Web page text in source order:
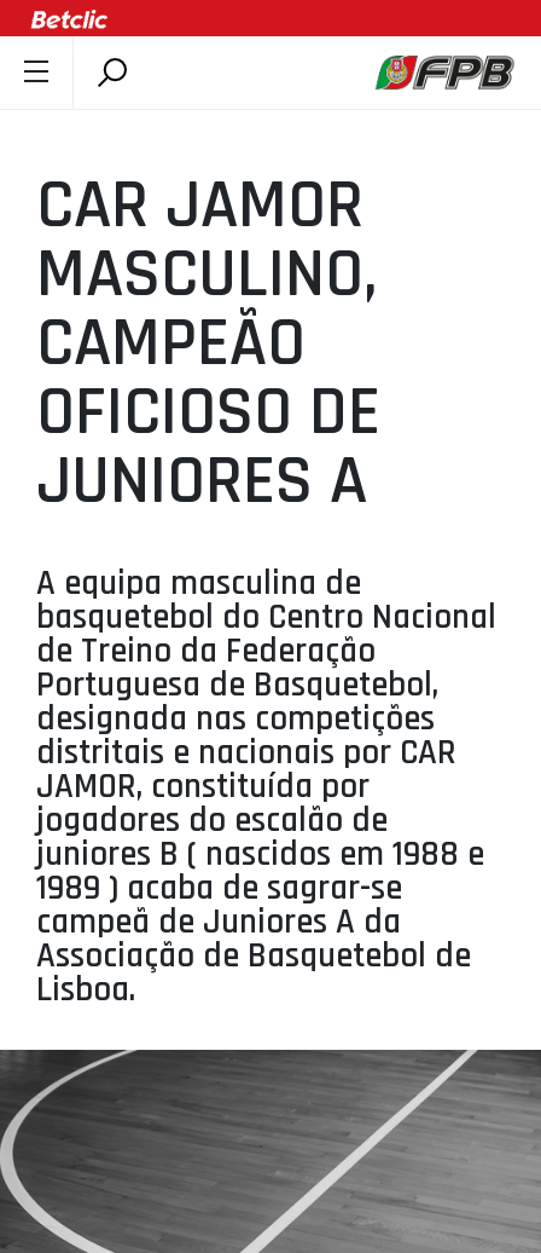
ÚLTIMAS
COMPETIÇÕES
ASSOCIAÇÕES
CLUBES
AGENTES
AGENDA
SELEÇÕES
MINIBASQUETE
PROJETOS
LIGA BETCLIC MASCULINA
LIGA BETCLIC FEMININA
CAR JAMOR
MASCULINO,
CAMPEÃO
OFICIOSO DE
JUNIORES A
A equipa masculina de
basquetebol do Centro Nacional
de Treino da Federação
Portuguesa de Basquetebol,
designada nas competições
distritais e nacionais por CAR
JAMOR, constituída por
jogadores do escalão de
juniores B ( nascidos em 1988 e
1989 ) acaba de sagrar-se
campeã de Juniores A da
Associação de Basquetebol de
Lisboa.